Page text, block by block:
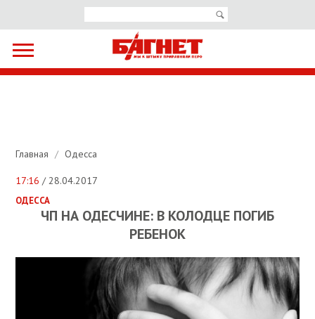
Главная / Одесса
17:16 / 28.04.2017
ОДЕССА
ЧП НА ОДЕСЧИНЕ: В КОЛОДЦЕ ПОГИБ
РЕБЕНОК